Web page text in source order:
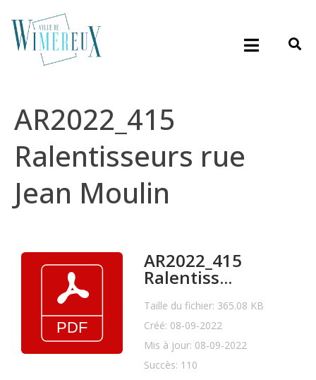
AR2022_415
Ralentisseurs rue
Jean Moulin
AR2022_415
Ralentiss...
Taille du fichier: 365.08 KB
Créé: 08-09-2022
Mis à jour: 08-09-2022
Succès: 110